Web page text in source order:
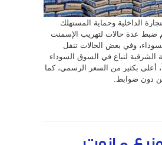
الداخلية وحماية المستهلك
ضبط عدة حالات لتهريب الإسمنت
وفي بعض الحالات تنقل
الشرقية لتباع في السوق السوداء
أعلى بكثير من السعر الرسمي، كما
من دون ضوابط.